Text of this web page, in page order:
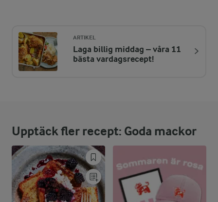
ENERGIDISTRIBUTION %
NÄRINGSVÄRDEN PER ST
Fett:
39,4 %
21,1 g
Kolhydrater:
47,2 %
54,9 g
ARTIKEL
Laga billig middag – våra 11
bästa vardagsrecept!
Upptäck fler recept: Goda mackor